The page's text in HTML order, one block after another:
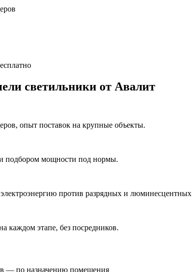
светильники от Авалит
опыт поставок на крупные объекты.
и подбором мощности под нормы.
против разрядных и
каждом этапе, без посредников.
— по назначению помещения